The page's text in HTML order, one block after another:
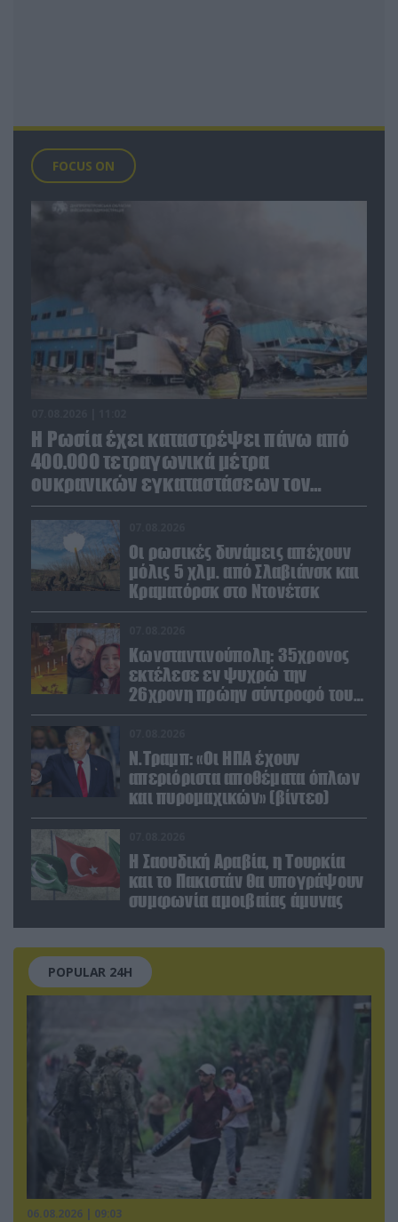
FOCUS ON
Η Ρωσία έχει καταστρέψει πάνω από
400.000 τετραγωνικά μέτρα
ουκρανικών εγκαταστάσεων τον
Ιούλιο
Οι ρωσικές δυνάμεις απέχουν
μόλις 5 χλμ. από Σλαβιάνσκ και
Κραματόρσκ στο Ντονέτσκ
Κωνσταντινούπολη: 35χρονος
εκτέλεσε εν ψυχρώ την
26χρονη πρώην σύντροφό του
έξω από φαρμακείο (βίντεο)
Ν.Τραμπ: «Οι ΗΠΑ έχουν
απεριόριστα αποθέματα όπλων
και πυρομαχικών» (βίντεο)
Η Σαουδική Αραβία, η Τουρκία
και το Πακιστάν θα υπογράψουν
συμφωνία αμοιβαίας άμυνας
POPULAR 24H
06.08.2026 | 09:03